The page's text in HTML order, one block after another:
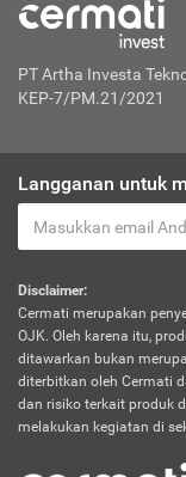
PT Artha Investa
KEP-7/PM.21/2021
Langganan untuk
Disclaimer:
Cermati merupakan
OJK. Oleh karena itu,
ditawarkan bukan
diterbitkan oleh Cermati
dan risiko terkait produk
melakukan kegiatan di